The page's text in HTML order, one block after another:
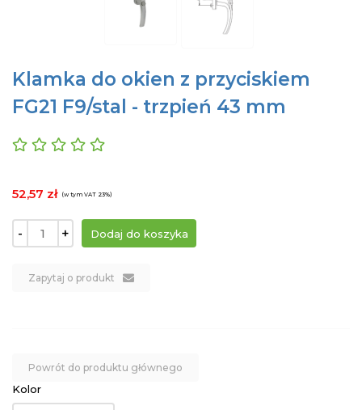
Klamka do okien z przyciskiem
FG21 F9/stal - trzpień 43 mm
52,57 zł (w tym VAT 23%)
- +
Zapytaj o produkt
Powrót do produktu głównego
Kolor